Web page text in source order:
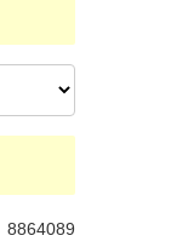
8864089